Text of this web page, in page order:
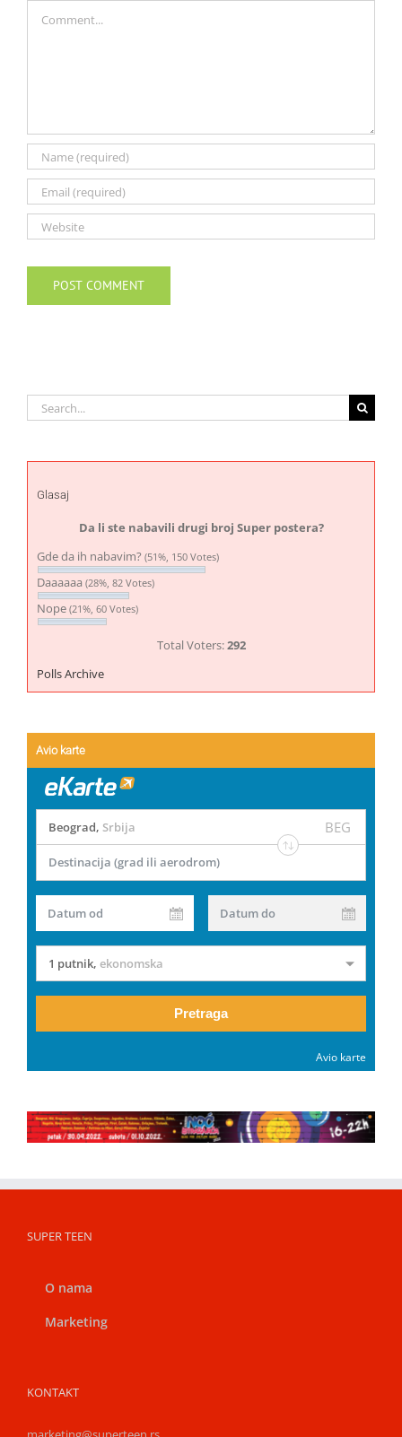
Search
for:
Glasaj
Da li ste nabavili drugi broj Super postera?
Gde da ih nabavim? (51%, 150 Votes)
Daaaaaa (28%, 82 Votes)
Nope (21%, 60 Votes)
Total Voters:292
Polls Archive
Avio karte
Beograd, Srbija BEG
Destinacija (grad ili aerodrom)
Datum od Datum do
1 putnik, ekonomska
Pretraga
Avio karte
SUPER TEEN
O nama
Marketing
KONTAKT